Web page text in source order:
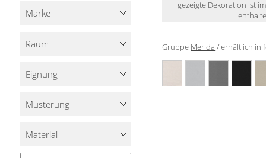
Stoffe
Marke
Raum
Eignung
Musterung
Material
gezeigte Dekoration ist
Gruppe Merida / erhältlich in